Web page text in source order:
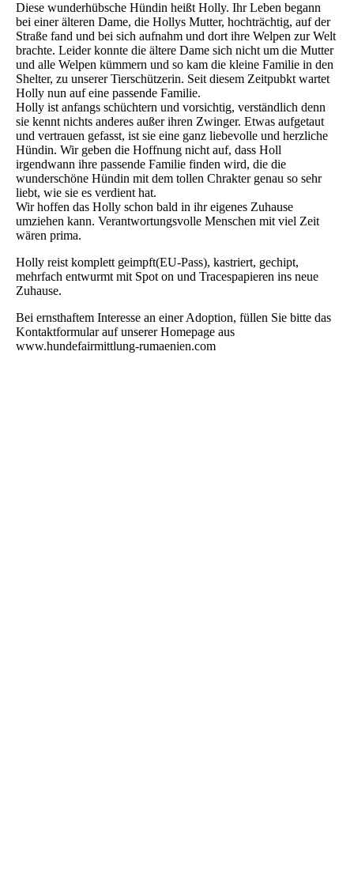
Diese wunderhübsche Hündin heißt Holly. Ihr Leben begann
bei einer älteren Dame, die Hollys Mutter, hochträchtig, auf der
Straße fand und bei sich aufnahm und dort ihre Welpen zur Welt
brachte. Leider konnte die ältere Dame sich nicht um die Mutter
und alle Welpen kümmern und so kam die kleine Familie in den
Shelter, zu unserer Tierschützerin. Seit diesem Zeitpubkt wartet
Holly nun auf eine passende Familie.
Holly ist anfangs schüchtern und vorsichtig, verständlich denn
sie kennt nichts anderes außer ihren Zwinger. Etwas aufgetaut
und vertrauen gefasst, ist sie eine ganz liebevolle und herzliche
Hündin. Wir geben die Hoffnung nicht auf, dass Holl
irgendwann ihre passende Familie finden wird, die die
wunderschöne Hündin mit dem tollen Chrakter genau so sehr
liebt, wie sie es verdient hat.
Wir hoffen das Holly schon bald in ihr eigenes Zuhause
umziehen kann. Verantwortungsvolle Menschen mit viel Zeit
wären prima.
Holly reist komplett geimpft(EU-Pass), kastriert, gechipt,
mehrfach entwurmt mit Spot on und Tracespapieren ins neue
Zuhause.
Bei ernsthaftem Interesse an einer Adoption, füllen Sie bitte das
Kontaktformular auf unserer Homepage aus
www.hundefairmittlung-rumaenien.com